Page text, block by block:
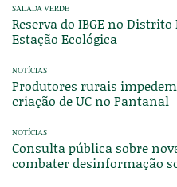
SALADA VERDE
Reserva do IBGE no
Estação Ecológica
NOTÍCIAS
Produtores rurais
criação de UC no Pantanal
NOTÍCIAS
Consulta pública sobre
combater desinformação